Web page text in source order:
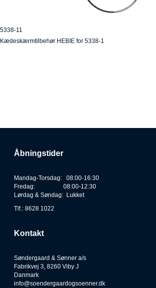
5338-11
Kædeskærmtilbehør HEBIE for 5338-1
Åbningstider
Mandag-Torsdag: 08:00-16:30
Fredag: 08:00-12:30
Lørdag & Søndag: Lukket
Tlf.: 8628 1022
Kontakt
Søndergaard & Sønner a/s
Fabrikvej 3, 8260 Viby J
Danmark
info@soendergaardogsoenner.dk